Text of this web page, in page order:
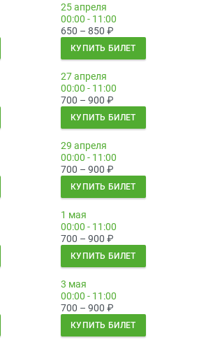
25 апреля
00:00 - 11:00
650 – 850 ₽
КУПИТЬ БИЛЕТ
27 апреля
00:00 - 11:00
700 – 900 ₽
КУПИТЬ БИЛЕТ
29 апреля
00:00 - 11:00
700 – 900 ₽
КУПИТЬ БИЛЕТ
1 мая
00:00 - 11:00
700 – 900 ₽
КУПИТЬ БИЛЕТ
3 мая
00:00 - 11:00
700 – 900 ₽
КУПИТЬ БИЛЕТ